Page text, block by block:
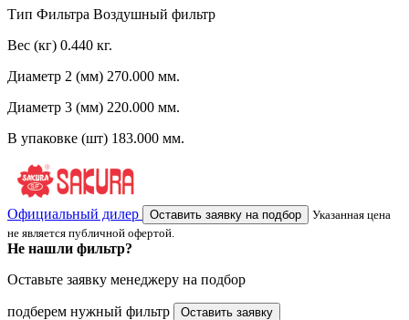
Тип Фильтра Воздушный фильтр
Вес (кг) 0.440 кг.
Диаметр 2 (мм) 270.000 мм.
Диаметр 3 (мм) 220.000 мм.
В упаковке (шт) 183.000 мм.
Официальный дилер Оставить заявку на подбор
Указанная цена
не является публичной офертой.
Не нашли фильтр?
Оставьте заявку менеджеру на подбор
подберем нужный фильтр Оставить заявку